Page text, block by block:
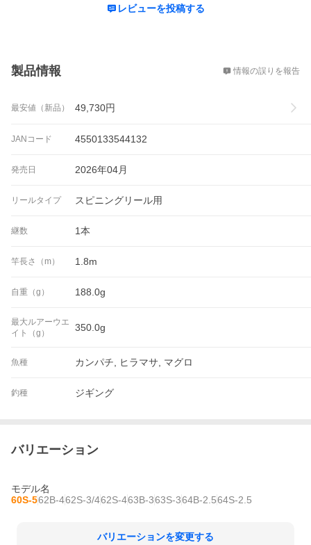
レビューを投稿する
製品情報 情報の誤りを報告
最安値（新品） 49,730円
JANコード 4550133544132
発売日 2026年04月
リールタイプ スピニングリール用
継数 1本
竿長さ（m） 1.8m
自重（g） 188.0g
最大ルアーウエ
イト（g）
350.0g
魚種 カンパチ, ヒラマサ, マグロ
釣種 ジギング
バリエーション
モデル名
60S-562B-462S-3/462S-463B-363S-364B-2.564S-2.5
バリエーションを変更する